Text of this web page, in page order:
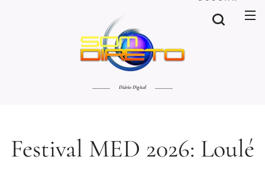
Diário Digital
Festival MED 2026: Loulé